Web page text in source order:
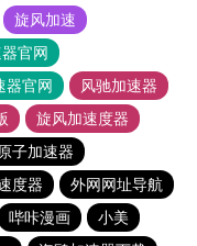
旋风加速
官网
器官网
风驰加速器
旋风加速度器
子加速器
度器
外网网址导航
哔咔漫画
小美